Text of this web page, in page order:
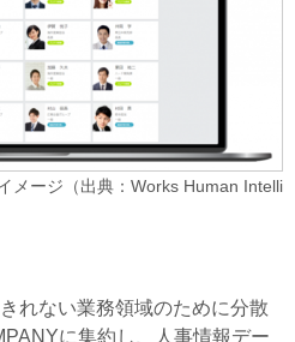
メージ（出典：Works Human Intelli
れない業務領域のために分散
に集約し、人事情報デー